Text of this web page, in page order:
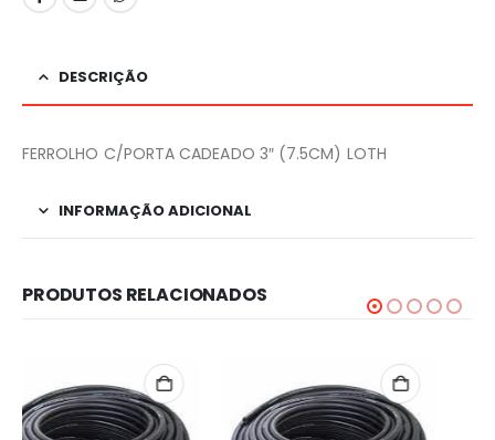
DESCRIÇÃO
FERROLHO C/PORTA CADEADO 3″ (7.5CM) LOTH
INFORMAÇÃO ADICIONAL
PRODUTOS RELACIONADOS